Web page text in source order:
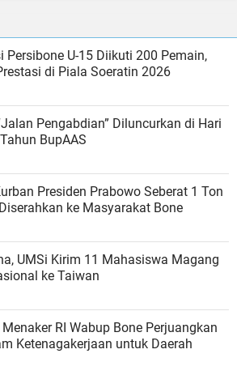
Persibone U-15 Diikuti 200 Pemain,
di Piala Soeratin 2026
Pengabdian” Diluncurkan di Hari
BupAAS
Presiden Prabowo Seberat 1 Ton
ke Masyarakat Bone
UMSi Kirim 11 Mahasiswa Magang
ke Taiwan
RI Wabup Bone Perjuangkan
Ketenagakerjaan untuk Daerah